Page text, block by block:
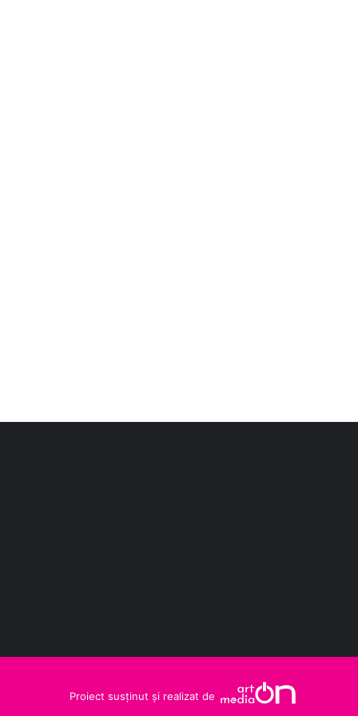
Proiect susținut și realizat de